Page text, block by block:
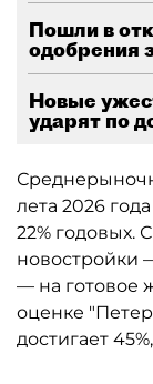
Пошли в
одобрения
Новые
ударят по
лета 2026
22% годовых.
новостройки
— на готовое
оценке
достигает